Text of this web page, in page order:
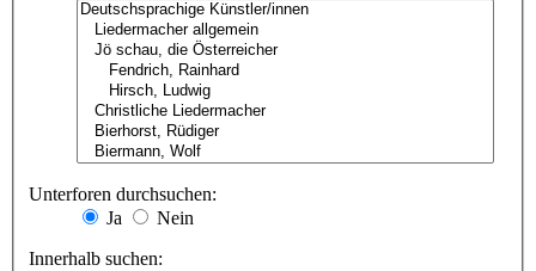
Unterforen durchsuchen:
Ja
Nein
Innerhalb suchen: